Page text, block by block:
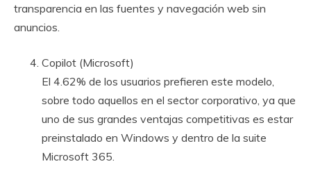
transparencia en las fuentes y navegación web sin
anuncios.
Copilot (Microsoft)
El 4.62% de los usuarios prefieren este modelo,
sobre todo aquellos en el sector corporativo, ya que
uno de sus grandes ventajas competitivas es estar
preinstalado en Windows y dentro de la suite
Microsoft 365.